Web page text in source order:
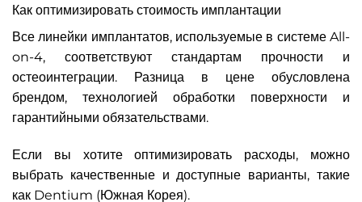
Как оптимизировать стоимость имплантации
Все линейки имплантатов, используемые в системе All-
on-4, соответствуют стандартам прочности и
остеоинтеграции. Разница в цене обусловлена
брендом, технологией обработки поверхности и
гарантийными обязательствами.
Если вы хотите оптимизировать расходы, можно
выбрать качественные и доступные варианты, такие
как Dentium (Южная Корея).